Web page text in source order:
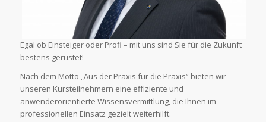
Egal ob Einsteiger oder Profi – mit uns sind Sie für die Zukunft
bestens gerüstet!
Nach dem Motto „Aus der Praxis für die Praxis“ bieten wir
unseren Kursteilnehmern eine effiziente und
anwenderorientierte Wissensvermittlung, die Ihnen im
professionellen Einsatz gezielt weiterhilft.